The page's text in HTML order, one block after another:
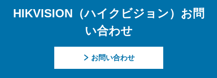
HIKVISION（ハイクビジョン）お問
い合わせ
お問い合わせ